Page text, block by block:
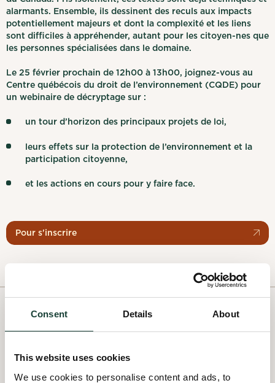
Consent Details About
This website uses cookies
We use cookies to personalise content and ads, to
alarmants. Ensemble, ils dessinent des reculs aux impacts
potentiellement majeurs et dont la complexité et les liens
sont difficiles à appréhender, autant pour les citoyen-nes que
les personnes spécialisées dans le domaine.
Le 25 février prochain de 12h00 à 13h00, joignez-vous au
Centre québécois du droit de l’environnement (CQDE) pour
un webinaire de décryptage sur :
un tour d’horizon des principaux projets de loi,
leurs effets sur la protection de l’environnement et la
participation citoyenne,
et les actions en cours pour y faire face.
Pour s'inscrire
PAST EVENTS
All past events